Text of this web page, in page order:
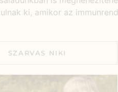
ki, amikor az
SZARVAS NIKI